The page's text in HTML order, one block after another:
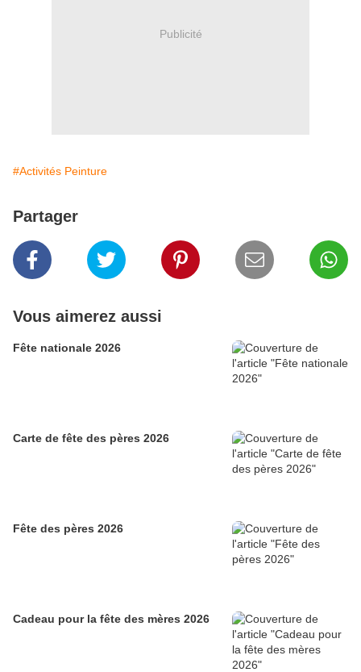
Publicité
#Activités Peinture
Partager
Vous aimerez aussi
Fête nationale 2026
Carte de fête des pères 2026
Fête des pères 2026
Cadeau pour la fête des mères 2026